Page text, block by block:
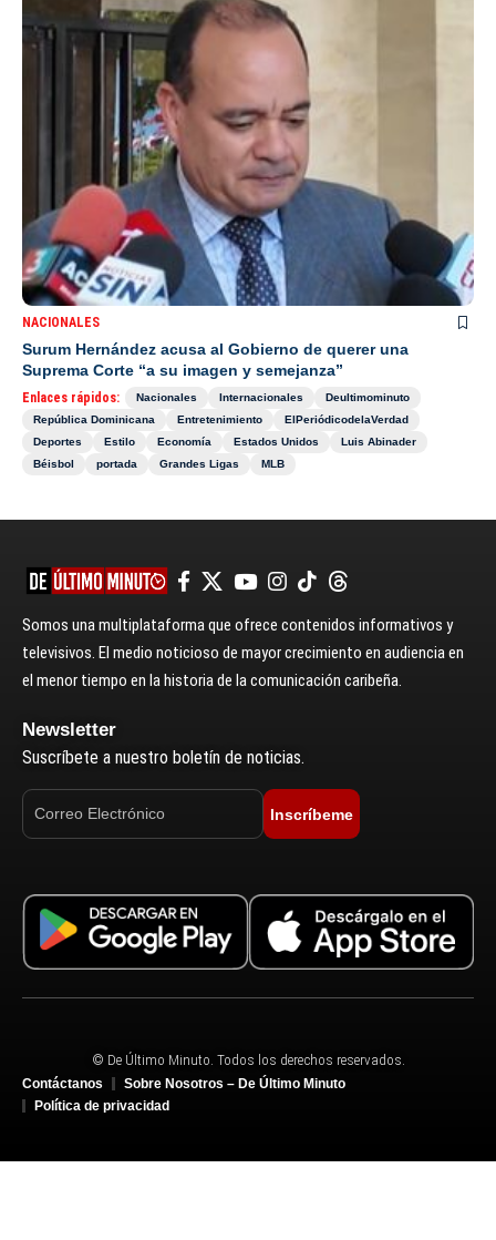
NACIONALES
Surum Hernández acusa al Gobierno de querer una
Suprema Corte “a su imagen y semejanza”
Enlaces rápidos: Nacionales Internacionales
Deultimominuto
República Dominicana
Entretenimiento
ElPeriódicodelaVerdad
Deportes
Estilo Economía Estados Unidos
Luis Abinader
Béisbol
portada Grandes Ligas MLB
Somos una multiplataforma que ofrece contenidos informativos y
televisivos. El medio noticioso de mayor crecimiento en audiencia en
el menor tiempo en la historia de la comunicación caribeña.
Newsletter
Suscríbete a nuestro boletín de noticias.
Inscríbeme
© De Último Minuto. Todos los derechos reservados.
Contáctanos
Sobre Nosotros – De Último Minuto
Política de privacidad